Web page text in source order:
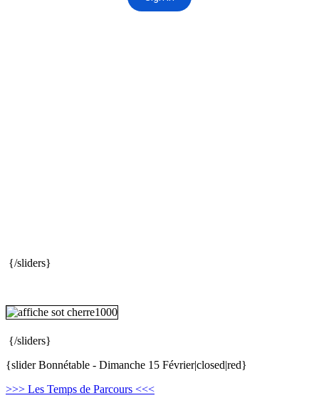
{/sliders}
{/sliders}
{slider Bonnétable - Dimanche 15 Février|closed|red}
>>> Les Temps de Parcours <<<